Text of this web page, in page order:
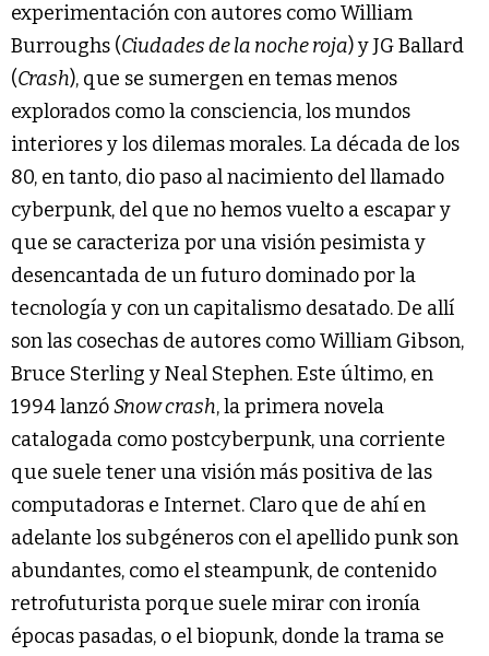
experimentación con autores como William
Burroughs (Ciudades de la noche roja) y JG Ballard
(Crash), que se sumergen en temas menos
explorados como la consciencia, los mundos
interiores y los dilemas morales. La década de los
80, en tanto, dio paso al nacimiento del llamado
cyberpunk, del que no hemos vuelto a escapar y
que se caracteriza por una visión pesimista y
desencantada de un futuro dominado por la
tecnología y con un capitalismo desatado. De allí
son las cosechas de autores como William Gibson,
Bruce Sterling y Neal Stephen. Este último, en
1994 lanzóSnow crash, la primera novela
catalogada como postcyberpunk, una corriente
que suele tener una visión más positiva de las
computadoras e Internet. Claro que de ahí en
adelante los subgéneros con el apellido punk son
abundantes, como el steampunk, de contenido
retrofuturista porque suele mirar con ironía
épocas pasadas, o el biopunk, donde la trama se